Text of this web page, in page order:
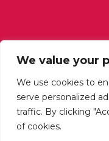
We value your
We use cookies to
serve personalized
traffic. By clicking
of cookies.
@ 2024 Horizons |